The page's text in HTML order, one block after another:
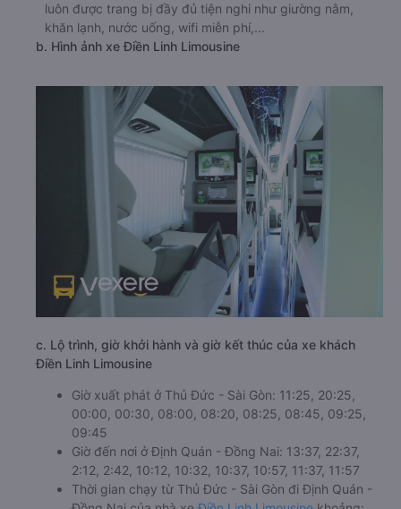
luôn được trang bị đầy đủ tiện nghi như giường nằm,
khăn lạnh, nước uống, wifi miễn phí,...
b. Hình ảnh xe Điền Linh Limousine
c. Lộ trình, giờ khởi hành và giờ kết thúc của xe khách
Điền Linh Limousine
Giờ xuất phát ở Thủ Đức - Sài Gòn: 11:25, 20:25,
00:00, 00:30, 08:00, 08:20, 08:25, 08:45, 09:25,
09:45
Giờ đến nơi ở Định Quán - Đồng Nai: 13:37, 22:37,
2:12, 2:42, 10:12, 10:32, 10:37, 10:57, 11:37, 11:57
Thời gian chạy từ Thủ Đức - Sài Gòn đi Định Quán -